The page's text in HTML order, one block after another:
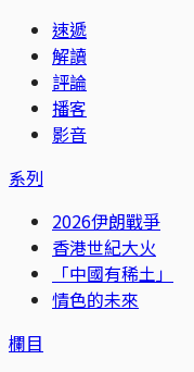
速遞
解讀
評論
播客
影音
系列
2026伊朗戰爭
香港世紀大火
「中國有稀土」
情色的未來
欄目